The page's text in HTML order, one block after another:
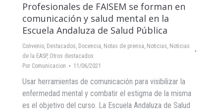
Profesionales de FAISEM se forman en
comunicación y salud mental en la
Escuela Andaluza de Salud Pública
Convenio, Destacados, Docencia, Notas de prensa, Noticias, Noticias
de la EASP, Otros destacados
Por Comunicacion 11/06/2021
Usar herramientas de comunicación para visibilizar la
enfermedad mental y combatir el estigma de la misma
es el objetivo del curso. La Escuela Andaluza de Salud